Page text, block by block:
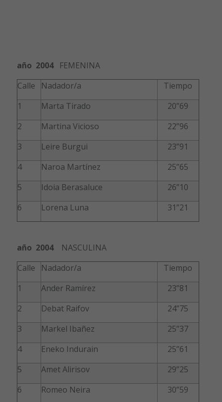
año 2004FEMENINA
Calle
Nadador/a
Tiempo
1
Marta Tirado
20”69
2
Martina Vicioso
22”96
3
Leire Burgui
23”91
4
Naroa Martínez
25”65
5
Idoia Berasaluce
26”10
6
Lorena Luna 31”21
año 2004NASCULINA
Calle
Nadador/a
Tiempo
1
Ander Ramírez
23”81
2
Debat Raifov
24”75
3
Markel Ibañez
25”37
4
Eneko Indurain
25”61
5
Amet Alirisov
29”25
6
Romeo Neira 30”59